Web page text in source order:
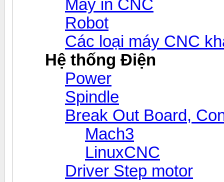
Máy in CNC
Robot
Các loại máy CNC
Hệ thống Điện
Power
Spindle
Break Out Board,
Mach3
LinuxCNC
Driver Step motor